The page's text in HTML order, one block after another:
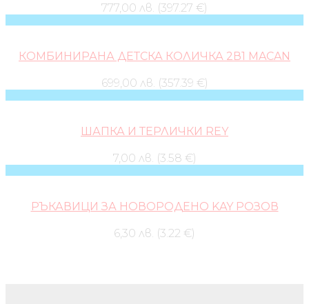
777,00 лв. (397.27 €)
КОМБИНИРАНА ДЕТСКА КОЛИЧКА 2В1 MACAN
699,00 лв. (357.39 €)
ШАПКА И ТЕРЛИЧКИ REY
7,00 лв. (3.58 €)
РЪКАВИЦИ ЗА НОВОРОДЕНО KAY РОЗОВ
6,30 лв. (3.22 €)